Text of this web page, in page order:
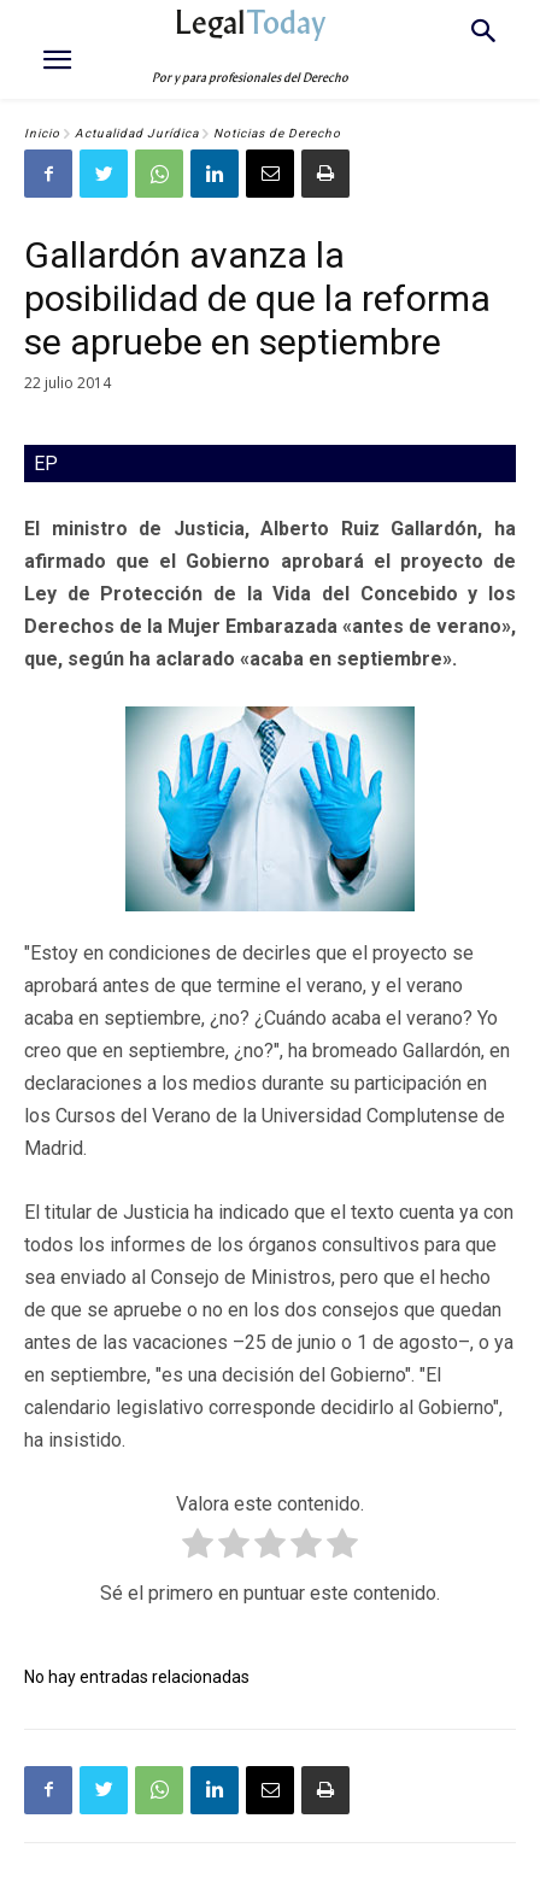
LegalToday
Por y para profesionales del Derecho
Inicio Actualidad Jurídica Noticias de Derecho
Gallardón avanza la
posibilidad de que la reforma
se apruebe en septiembre
22 julio 2014
EP
El ministro de Justicia, Alberto Ruiz Gallardón, ha
afirmado que el Gobierno aprobará el proyecto de
Ley de Protección de la Vida del Concebido y los
Derechos de la Mujer Embarazada «antes de verano»,
que, según ha aclarado «acaba en septiembre».
"Estoy en condiciones de decirles que el proyecto se
aprobará antes de que termine el verano, y el verano
acaba en septiembre, ¿no? ¿Cuándo acaba el verano? Yo
creo que en septiembre, ¿no?", ha bromeado Gallardón, en
declaraciones a los medios durante su participación en
los Cursos del Verano de la Universidad Complutense de
Madrid.
El titular de Justicia ha indicado que el texto cuenta ya con
todos los informes de los órganos consultivos para que
sea enviado al Consejo de Ministros, pero que el hecho
de que se apruebe o no en los dos consejos que quedan
antes de las vacaciones –25 de junio o 1 de agosto–, o ya
en septiembre, "es una decisión del Gobierno". "El
calendario legislativo corresponde decidirlo al Gobierno",
ha insistido.
Valora este contenido.
Sé el primero en puntuar este contenido.
No hay entradas relacionadas